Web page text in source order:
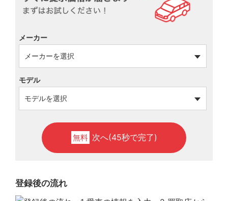
メーカー
モデル
無料 次へ(45秒で完了)
登録後の流れ